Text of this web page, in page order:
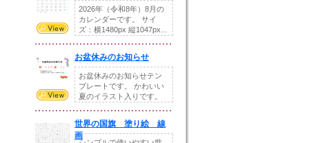
2026年（令和8年）8月の
カレンダーです。 サイ
ズ：横1480px 縦1047px...
お盆休みのお知らせ
お盆休みのお知らせテン
プレートです。 かわいい
夏のイラスト入りです。
世界の国旗 塗り絵 線
画